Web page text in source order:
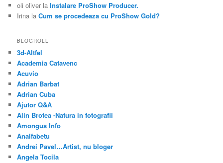
oli oliver laInstalare ProShow Producer.
Irina laCum se procedeaza cu ProShow Gold?
BLOGROLL
3d-Altfel
Academia Catavenc
Acuvio
Adrian Barbat
Adrian Cuba
Ajutor Q&A
Alin Brotea -Natura in fotografii
Amongus Info
Analfabetu
Andrei Pavel…Artist, nu bloger
Angela Tocila